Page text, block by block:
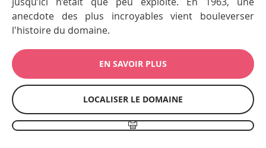
anecdote des plus incroyables vient bouleverser
l'histoire du domaine.
EN SAVOIR PLUS
LOCALISER LE DOMAINE